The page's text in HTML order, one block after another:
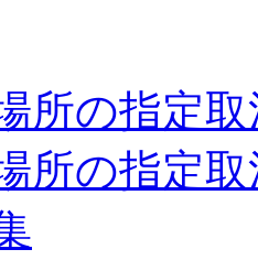
所の指定
所の指定